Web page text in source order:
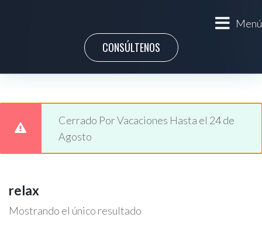
Menú
CONSÚLTENOS
Cerrado Por Vacaciones Hasta el 24 de
Agosto
relax
Mostrando el único resultado